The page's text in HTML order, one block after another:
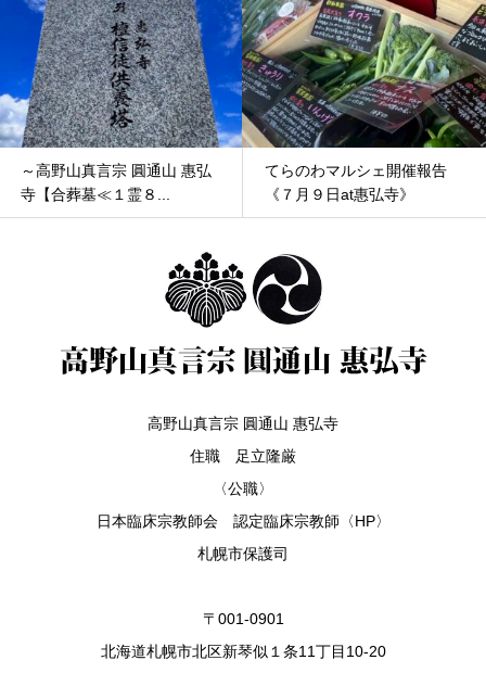
～高野山真言宗 圓通山 惠弘
寺【合葬墓≪１霊８...
てらのわマルシェ開催報告
《７月９日at惠弘寺》
高野山真言宗 圓通山 惠弘寺
住職 足立隆厳
〈公職〉
日本臨床宗教師会 認定臨床宗教師〈HP〉
札幌市保護司
〒001-0901
北海道札幌市北区新琴似１条11丁目10-20